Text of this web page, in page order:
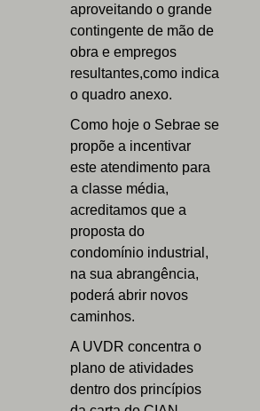
aproveitando o grande
contingente de mão de
obra e empregos
resultantes,como indica
o quadro anexo.
Como hoje o Sebrae se
propõe a incentivar
este atendimento para
a classe média,
acreditamos que a
proposta do
condomínio industrial,
na sua abrangência,
poderá abrir novos
caminhos.
A UVDR concentra o
plano de atividades
dentro dos princípios